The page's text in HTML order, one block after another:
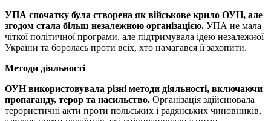
УПА спочатку була створена як військове крило ОУН, але
згодом стала більш незалежною організацією. УПА не мала
чіткої політичної програми, але підтримувала ідею незалежної
України та боролась проти всіх, хто намагався її захопити.
Методи діяльності
ОУН використовувала різні методи діяльності, включаючи
пропаганду, терор та насильство. Організація здійснювала
терористичні акти проти польських і радянських чиновників,